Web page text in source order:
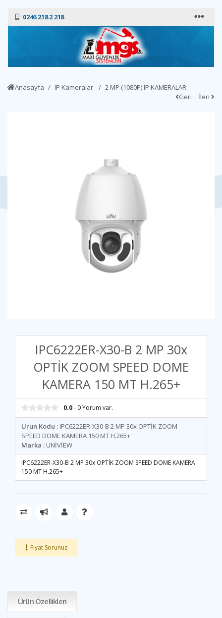
0246 218 2 218
Anasayfa IP Kameralar
2 MP (1080P) IP KAMERALAR
Geri
İleri
IPC6222ER-X30-B 2 MP 30x
OPTİK ZOOM SPEED DOME
KAMERA 150 MT H.265+
0.0- 0 Yorum var.
Ürün Kodu : IPC6222ER-X30-B 2 MP 30x OPTİK ZOOM
SPEED DOME KAMERA 150 MT H.265+
Marka :UNİVİEW
IPC6222ER-X30-B 2 MP 30x OPTİK ZOOM SPEED DOME KAMERA
150 MT H.265+
Fiyat Sorunuz
Ürün Özellikleri